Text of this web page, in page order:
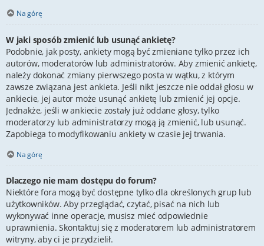
Na górę
W jaki sposób zmienić lub usunąć ankietę?
Podobnie, jak posty, ankiety mogą być zmieniane tylko przez ich
autorów, moderatorów lub administratorów. Aby zmienić ankietę,
należy dokonać zmiany pierwszego posta w wątku, z którym
zawsze związana jest ankieta. Jeśli nikt jeszcze nie oddał głosu w
ankiecie, jej autor może usunąć ankietę lub zmienić jej opcje.
Jednakże, jeśli w ankiecie zostały już oddane głosy, tylko
moderatorzy lub administratorzy mogą ją zmienić, lub usunąć.
Zapobiega to modyfikowaniu ankiety w czasie jej trwania.
Na górę
Dlaczego nie mam dostępu do forum?
Niektóre fora mogą być dostępne tylko dla określonych grup lub
użytkowników. Aby przeglądać, czytać, pisać na nich lub
wykonywać inne operacje, musisz mieć odpowiednie
uprawnienia. Skontaktuj się z moderatorem lub administratorem
witryny, aby ci je przydzielił.